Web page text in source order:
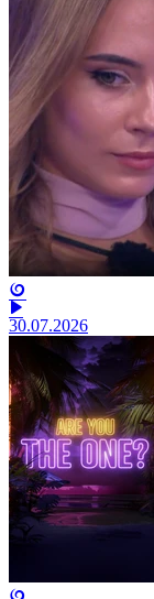
30.07.2026